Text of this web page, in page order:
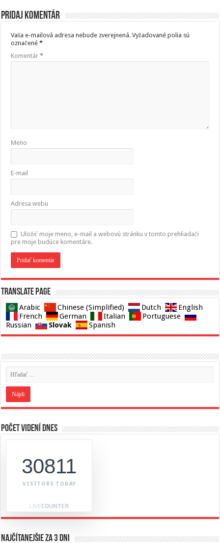
Pridaj komentár
Vaša e-mailová adresa nebude zverejnená. Vyžadované polia sú
označené*
Komentár*
Meno
E-mail
Adresa webu
Uložiť moje meno, e-mail a webovú stránku v tomto prehliadači
pre moje budúce komentáre.
Translate page
Arabic Chinese (Simplified) Dutch
English
French
German Italian
Portuguese
Russian
Slovak Spanish
Počet videní dnes
30811
VISITORS TODAY
Najčítanejšie za 3 dni